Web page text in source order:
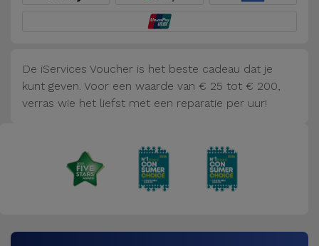
Mobiliteit,
Computer
Aaccessoires
iPad en
De iServices Voucher is het beste cadeau dat je
kunt geven. Voor een waarde van € 25 tot € 200,
verras wie het liefst met een reparatie per uur!